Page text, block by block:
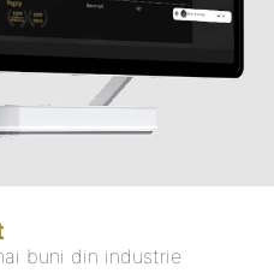
buni din industrie